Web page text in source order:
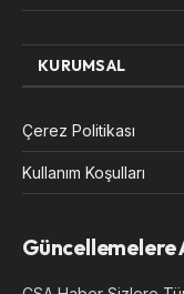
KURUMSAL
Çerez Politikası
Kullanım Koşulları
Güncellemelere